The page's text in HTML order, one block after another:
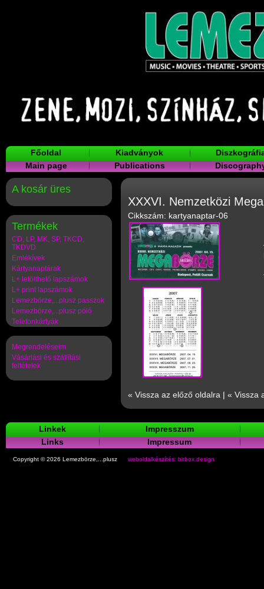
Főoldal Kiadványok
Main page
Publications
A kosár üres
Termékek
CD, LP, MK, SP, TKCD,
TKDVD
Emlékívek
Kártyanaptárak
L+ letölthető lapszámok
L+ print lapszámok
Lemezbörze,...plusz passzok
Lemezbörze,...plusz póló
Telefonkártyák
Megrendeléseim
Vásárlási és szállítási
feltételek
XXXVI. Nemzetközi
Cikkszám: kartyanaptar-06
« Vissza az előző oldalra | « Vissza
Linkek
Impresszum
Links
Impressum
Copyright © 2026 Lemezbörze,...plusz weboldalkészítés: bitbox.design